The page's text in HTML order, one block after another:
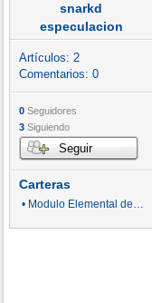
snarkd
especulacion
Artículos: 2
Comentarios: 0
0 Seguidores
3 Siguiendo
Seguir
Carteras
• Modulo Elemental de Elliot